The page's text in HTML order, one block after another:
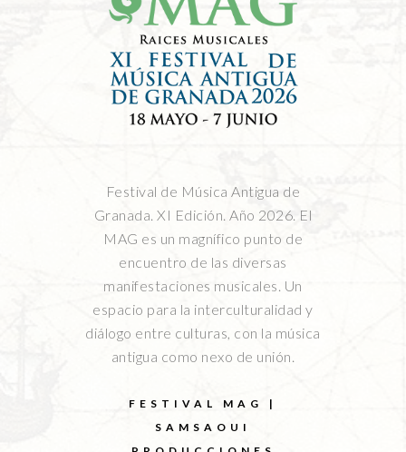
Festival de Música Antigua de
Granada. XI Edición. Año 2026. El
MAG es un magnífico punto de
encuentro de las diversas
manifestaciones musicales. Un
espacio para la interculturalidad y
diálogo entre culturas, con la música
antigua como nexo de unión.
FESTIVAL MAG |
SAMSAOUI